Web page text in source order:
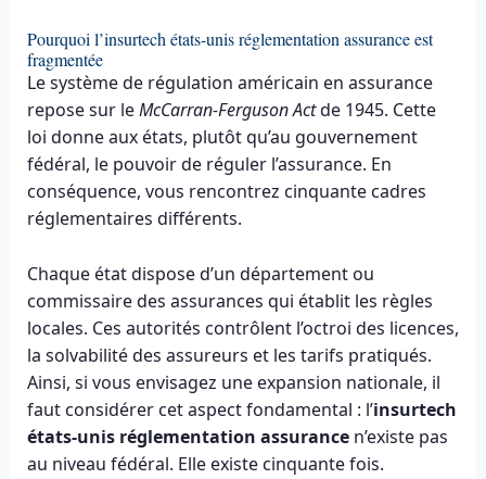
Pourquoi l’insurtech états-unis réglementation assurance est
fragmentée
Le système de régulation américain en assurance
repose sur leMcCarran-Ferguson Actde 1945. Cette
loi donne aux états, plutôt qu’au gouvernement
fédéral, le pouvoir de réguler l’assurance. En
conséquence, vous rencontrez cinquante cadres
réglementaires différents.
Chaque état dispose d’un département ou
commissaire des assurances qui établit les règles
locales. Ces autorités contrôlent l’octroi des licences,
la solvabilité des assureurs et les tarifs pratiqués.
Ainsi, si vous envisagez une expansion nationale, il
faut considérer cet aspect fondamental : l’insurtech
états-unis réglementation assurancen’existe pas
au niveau fédéral. Elle existe cinquante fois.